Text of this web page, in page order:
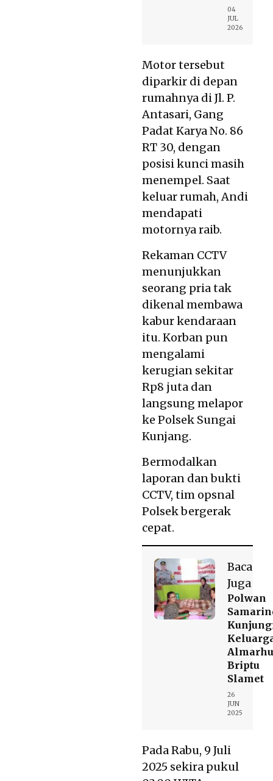
04
JUL
2026
Motor tersebut
diparkir di depan
rumahnya di Jl. P.
Antasari, Gang
Padat Karya No. 86
RT 30, dengan
posisi kunci masih
menempel. Saat
keluar rumah, Andi
mendapati
motornya raib.
Rekaman CCTV
menunjukkan
seorang pria tak
dikenal membawa
kabur kendaraan
itu. Korban pun
mengalami
kerugian sekitar
Rp8 juta dan
langsung melapor
ke Polsek Sungai
Kunjang.
Bermodalkan
laporan dan bukti
CCTV, tim opsnal
Polsek bergerak
cepat.
Baca
Juga
Polwan
Briptu
Slamet
26
JUN
2025
Pada Rabu, 9 Juli
2025 sekira pukul